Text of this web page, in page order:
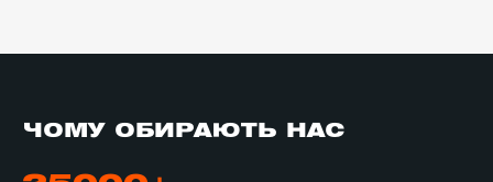
ЧОМУ ОБИРАЮТЬ НАС